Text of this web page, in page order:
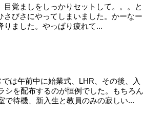
覚ましをしっかりセットして。。。と
びさにやってしまいました。かーなー
りました。やっぱり疲れて...
は午前中に始業式、LHR、その後、入
シを配布するのが恒例でした。もちろん
で待機、新入生と教員のみの寂しい...